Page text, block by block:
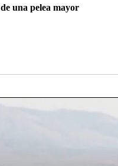
de una pelea mayor